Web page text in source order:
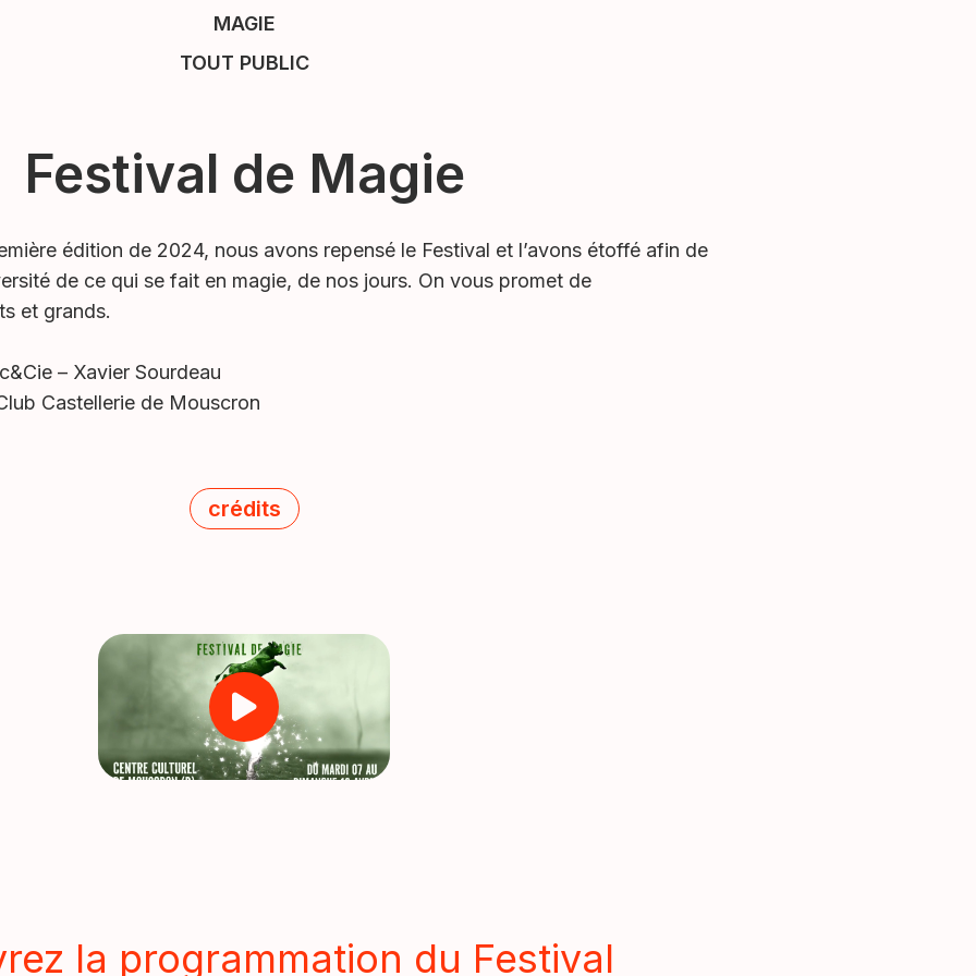
MAGIE
TOUT PUBLIC
Festival de Magie
édition de 2024, nous avons repensé le Festival et l’avons étoffé afin de
de ce qui se fait en magie, de nos jours. On vous promet de
et grands.
– Xavier Sourdeau
Castellerie de Mouscron
crédits
la programmation du Festival